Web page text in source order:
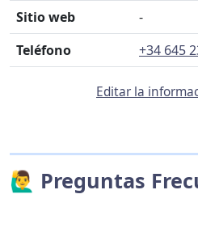
Sitio web
-
Teléfono
+34 645
Editar la
🙋‍♂️ Preguntas